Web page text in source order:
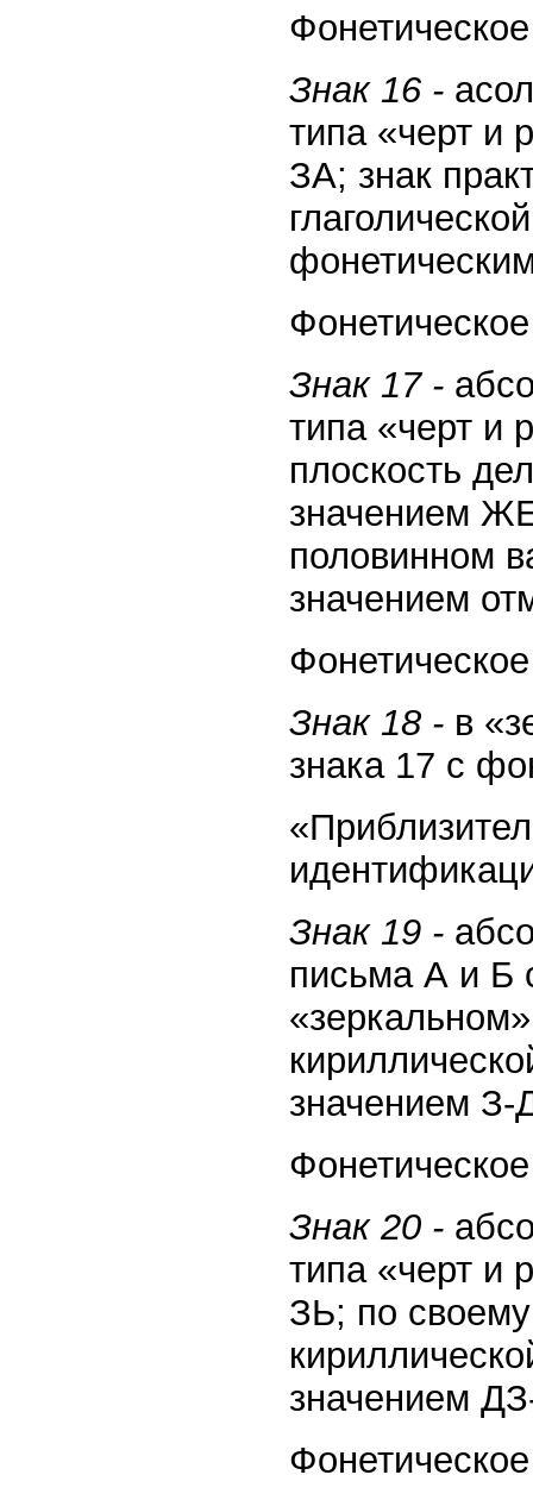
Знак 16 -
типа «черт и
ЗА; знак
Знак 17-
типа «черт и
плоскость
значением
половинном
значением
Знак 18 - в
знака 17 с
Знак 19 -
письма А и Б
значением З-
Знак 20 -
типа «черт и
ЗЬ; по
значением